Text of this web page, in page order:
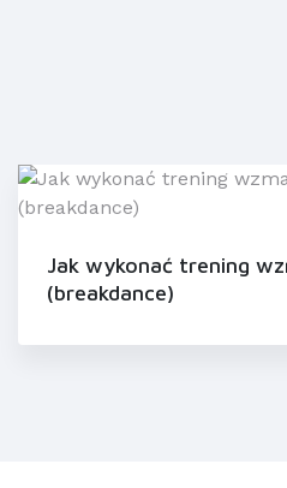
Jak wykonać trening
(breakdance)